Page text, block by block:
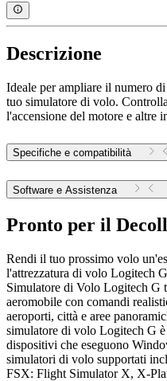
Descrizione
Ideale per ampliare il numero
tuo simulatore di volo.
l'accensione del motore e altre
Specifiche e compatibilità
Software e Assistenza
Pronto per il
Rendi il tuo prossimo volo
l'attrezzatura di volo Logitech
Simulatore di Volo Logitech G
aeromobile con comandi
aeroporti, città e aree
simulatore di volo Logitech G
dispositivi che eseguono
simulatori di volo supportati
FSX: Flight Simulator X, X-